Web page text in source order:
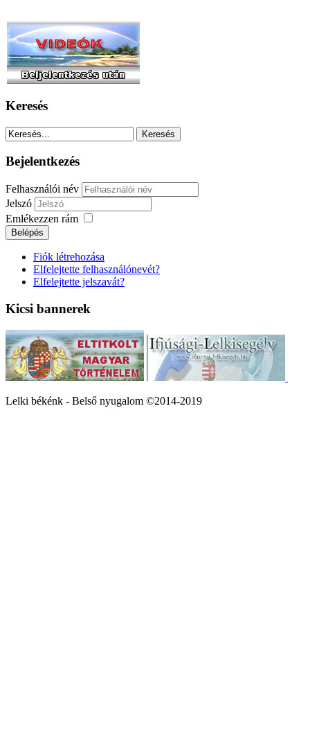
Keresés
Bejelentkezés
Felhasználói név
Jelszó
Emlékezzen rám
Fiók létrehozása
Elfelejtette felhasználónevét?
Elfelejtette jelszavát?
Kicsi bannerek
Lelki békénk - Belső nyugalom ©2014-2019